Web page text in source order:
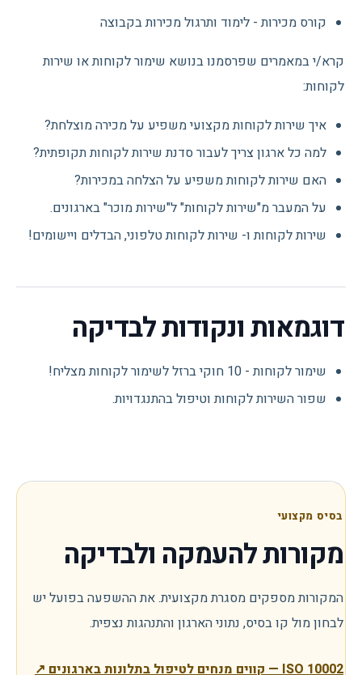
קורס מכירות - לימוד ותרגול מכירות בקבוצה
קרא/י במאמרים שפרסמנו בנושא שימור לקוחות או שירות
לקוחות:
איך שירות לקוחות מקצועי משפיע על מכירה מוצלחת?
למה כל ארגון צריך לעבור סדנת שירות לקוחות תקופתית?
האם שירות לקוחות משפיע על הצלחה במכירות?
על המעבר מ"שירות לקוחות" ל"שירות מוכר" בארגונים.
שירות לקוחות ו- שירות לקוחות טלפוני, הבדלים ויישומים!
דוגמאות ונקודות לבדיקה
שימור לקוחות - 10 חוקי ברזל לשימור לקוחות מצליח!
שפור השירות לקוחות וטיפול בהתנגדויות.
בסיס מקצועי
מקורות להעמקה ולבדיקה
המקורות מספקים מסגרת מקצועית. את ההשפעה בפועל יש
לבחון מול קו בסיס, נתוני הארגון והתנהגות נצפית.
ISO 10002 — קווים מנחים לטיפול בתלונות בארגונים ↗